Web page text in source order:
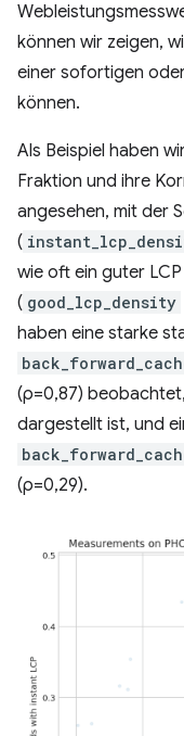
können wir zeigen,
einer sofortigen
können.
Als Beispiel haben
Fraktion und ihre
angesehen, mit der
(
wie oft ein guter
( good_lcp_density
haben eine starke
(ρ=0,87)
dargestellt ist, und
(ρ=0,29).